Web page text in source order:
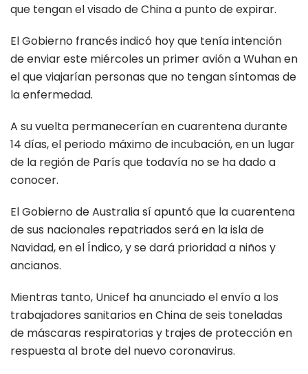
que tengan el visado de China a punto de expirar.
El Gobierno francés indicó hoy que tenía intención
de enviar este miércoles un primer avión a Wuhan en
el que viajarían personas que no tengan síntomas de
la enfermedad.
A su vuelta permanecerían en cuarentena durante
14 días, el periodo máximo de incubación, en un lugar
de la región de París que todavía no se ha dado a
conocer.
El Gobierno de Australia sí apuntó que la cuarentena
de sus nacionales repatriados será en la isla de
Navidad, en el Índico, y se dará prioridad a niños y
ancianos.
Mientras tanto, Unicef ha anunciado el envío a los
trabajadores sanitarios en China de seis toneladas
de máscaras respiratorias y trajes de protección en
respuesta al brote del nuevo coronavirus.